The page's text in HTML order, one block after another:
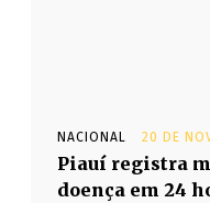
NACIONAL 20 DE
Piauí registra
doença em 24